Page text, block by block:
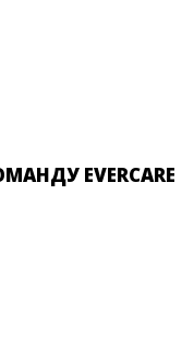
EVERCARE